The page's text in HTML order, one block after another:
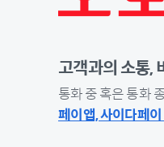
고객과의 소통,
통화 중 혹은 통화
페이앱, 사이다페